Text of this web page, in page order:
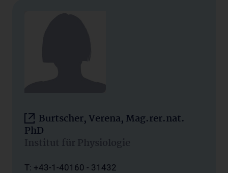
Burtscher, Verena, Mag.rer.nat.
PhD
Institut für Physiologie
T: +43-1-40160 - 31432